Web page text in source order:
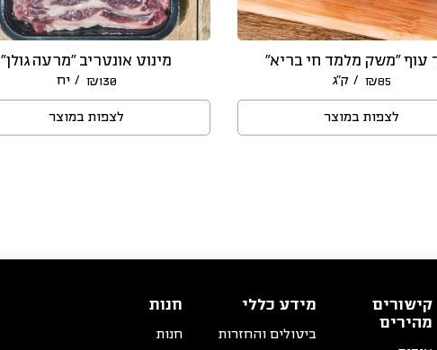
עוף “משק מלמד חי בריא”
₪85 / ק״ג
לצפות במוצר
מינוט אונטריב “מרעה גולן”
₪130 / יח
לצפות במוצר
קישורים
מהירים
מידע כללי
ביטולים והחזרות
חנות
חנות